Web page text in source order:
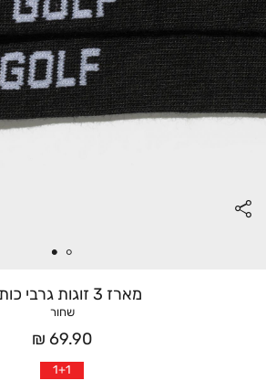
מארז 3 זוגות גרבי כותנה
שחור
מחיר
אחרי
הנחה
69.90 ₪
1+1